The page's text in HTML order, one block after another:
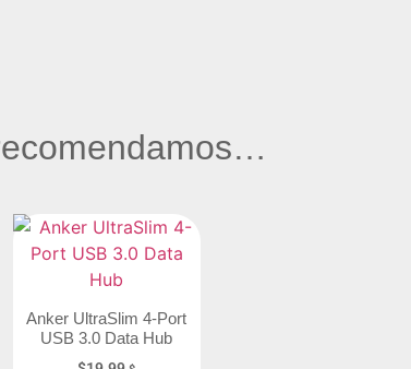
Anker UltraSlim 4-Port
USB 3.0 Data Hub